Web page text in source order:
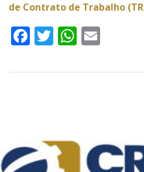
de Contrato de Trabalho
Facebook
Twitter